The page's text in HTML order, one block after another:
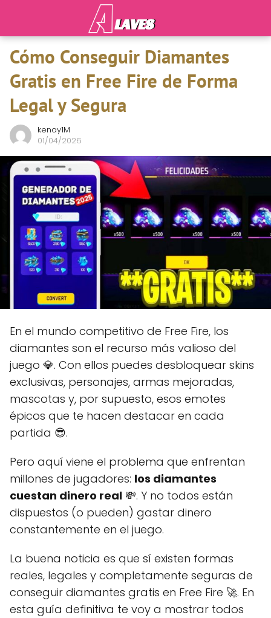
Cómo Conseguir Diamantes
Gratis en Free Fire de Forma
Legal y Segura
kenay1M
01/04/2026
En el mundo competitivo de Free Fire, los
diamantes son el recurso más valioso del
juego 💎. Con ellos puedes desbloquear skins
exclusivas, personajes, armas mejoradas,
mascotas y, por supuesto, esos emotes
épicos que te hacen destacar en cada
partida 😎.
Pero aquí viene el problema que enfrentan
millones de jugadores: los diamantes
cuestan dinero real 💸. Y no todos están
dispuestos (o pueden) gastar dinero
constantemente en el juego.
La buena noticia es que sí existen formas
reales, legales y completamente seguras de
conseguir diamantes gratis en Free Fire 🚀. En
esta guía definitiva te voy a mostrar todos